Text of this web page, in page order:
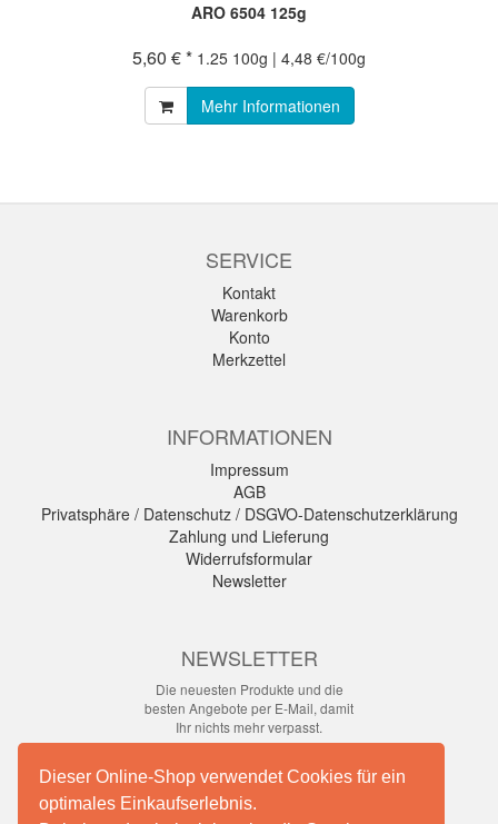
Dieser Online-Shop verwendet Cookies für ein
optimales Einkaufserlebnis.
ARO 6504 125g
5,60 € * 1.25 100g | 4,48 €/100g
Mehr Informationen
SERVICE
Kontakt
Warenkorb
Konto
Merkzettel
INFORMATIONEN
Impressum
AGB
Privatsphäre / Datenschutz / DSGVO-Datenschutzerklärung
Zahlung und Lieferung
Widerrufsformular
Newsletter
NEWSLETTER
Die neuesten Produkte und die
besten Angebote per E-Mail, damit
Ihr nichts mehr verpasst.
Abonnieren